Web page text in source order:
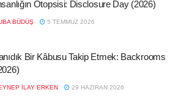
Otopsisi: Disclosure Day (2026)
BÜDÜŞ 5 TEMMUZ 2026
Bir Kâbusu Takip Etmek: Backrooms
İLAY ERKEN 29 HAZIRAN 2026